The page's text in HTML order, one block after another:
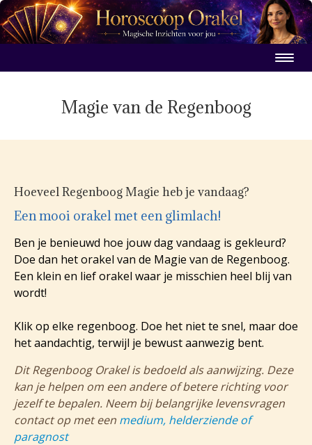
Magie van de Regenboog
Hoeveel Regenboog Magie heb je vandaag?
Een mooi orakel met een glimlach!
Ben je benieuwd hoe jouw dag vandaag is gekleurd?
Doe dan het orakel van de Magie van de Regenboog.
Een klein en lief orakel waar je misschien heel blij van
wordt!
Klik op elke regenboog. Doe het niet te snel, maar doe
het aandachtig, terwijl je bewust aanwezig bent.
Dit Regenboog Orakel is bedoeld als aanwijzing. Deze
kan je helpen om een andere of betere richting voor
jezelf te bepalen. Neem bij belangrijke levensvragen
contact op met een medium, helderziende of
paragnost